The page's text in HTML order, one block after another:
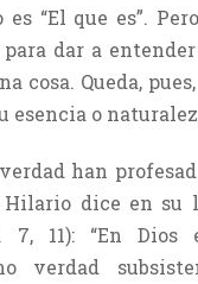
“El que es”.
dar a
cosa. Queda,
esencia o
han
Hilario dice en su
7, 11): “En
verdad